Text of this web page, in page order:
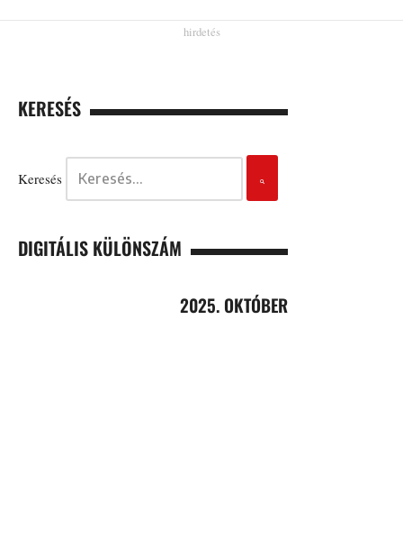
KERESÉS
Keresés
DIGITÁLIS KÜLÖNSZÁM
2025. OKTÓBER